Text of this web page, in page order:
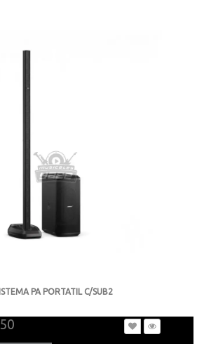
PA PORTATIL C/SUB2